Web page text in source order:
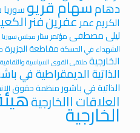
دهامسهام قريوسوريا
الكريم عمرعفرينفنر
ليلى مصطفىمؤتمر ستار مجلس سوريا
الشهداء في الحسكةمقاطعة الجزيرة
الخارجية ملتقى القوى السياسية
الذاتية الديمقراطية في
الذاتية في باشور منظمة حقوق
العلاقات االخارجية
الخارجية